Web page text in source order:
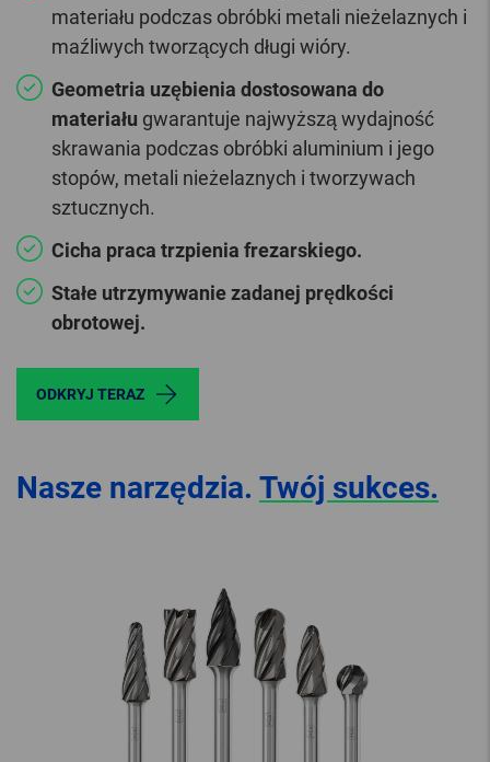
materiału podczas obróbki metali nieżelaznych i
maźliwych tworzących długi wióry.
Geometria uzębienia dostosowana do
materiału gwarantuje najwyższą wydajność
skrawania podczas obróbki aluminium i jego
stopów, metali nieżelaznych i tworzywach
sztucznych.
Cicha praca trzpienia frezarskiego.
Stałe utrzymywanie zadanej prędkości
obrotowej.
ODKRYJ TERAZ
Nasze narzędzia. Twój sukces.